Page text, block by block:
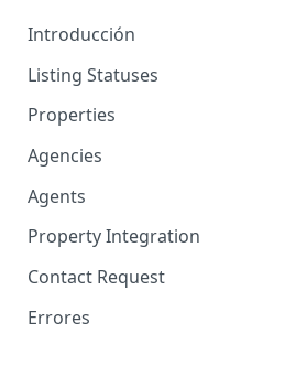
Introducción
Listing Statuses
Properties
Agencies
Agents
Property Integration
Contact Request
Errores